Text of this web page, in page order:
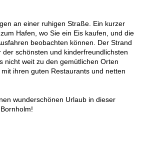
an einer ruhigen Straße. Ein kurzer
Hafen, wo Sie ein Eis kaufen, und die
beobachten können. Der Strand
der schönsten und kinderfreundlichsten
nicht weit zu den gemütlichen Orten
ihren guten Restaurants und netten
wunderschönen Urlaub in dieser